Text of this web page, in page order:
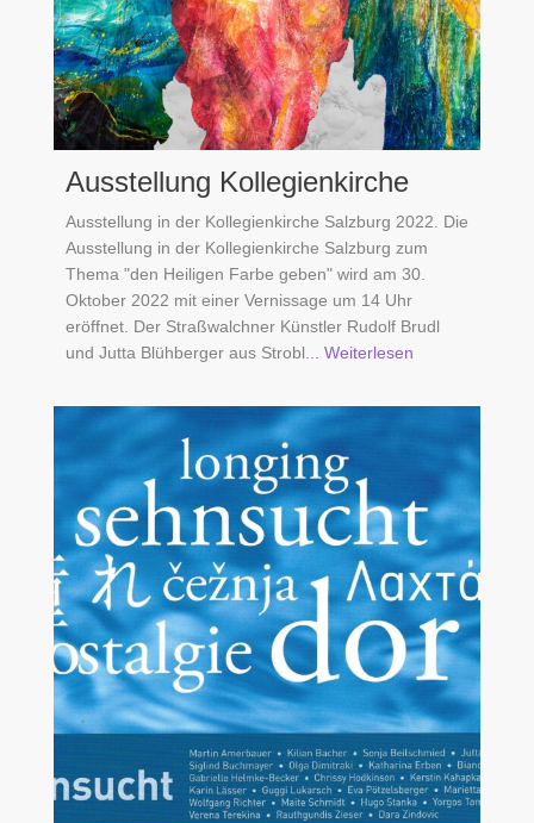
Ausstellung Kollegienkirche
Ausstellung in der Kollegienkirche Salzburg 2022. Die
Ausstellung in der Kollegienkirche Salzburg zum
Thema "den Heiligen Farbe geben" wird am 30.
Oktober 2022 mit einer Vernissage um 14 Uhr
eröffnet. Der Straßwalchner Künstler Rudolf Brudl
und Jutta Blühberger aus Strobl ... Weiterlesen